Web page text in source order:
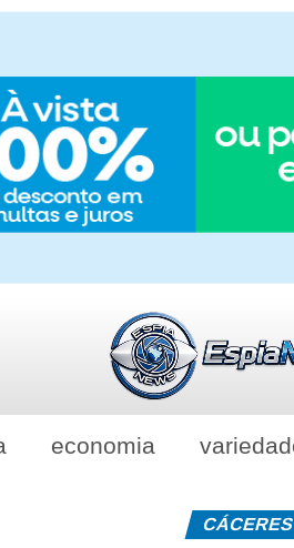
economia
CÁCERES